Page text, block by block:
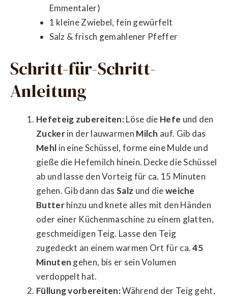
Emmentaler)
1 kleine Zwiebel, fein gewürfelt
Salz & frisch gemahlener Pfeffer
Schritt-für-Schritt-
Anleitung
Hefeteig zubereiten:Löse die Hefe und den
Zuckerin der lauwarmen Milch auf. Gib das
Mehl in eine Schüssel, forme eine Mulde und
gieße die Hefemilch hinein. Decke die Schüssel
ab und lasse den Vorteig für ca. 15 Minuten
gehen. Gib dann dasSalz und dieweiche
Butterhinzu und knete alles mit den Händen
oder einer Küchenmaschine zu einem glatten,
geschmeidigen Teig. Lasse den Teig
zugedeckt an einem warmen Ort für ca.45
Minuten gehen, bis er sein Volumen
verdoppelt hat.
Füllung vorbereiten:Während der Teig geht,